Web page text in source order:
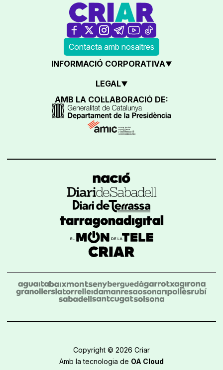
Contacta amb nosaltres
INFORMACIÓ CORPORATIVA
LEGAL
AMB LA COL·LABORACIÓ DE:
Copyright © 2026 Criar
Amb la tecnologia de OA Cloud